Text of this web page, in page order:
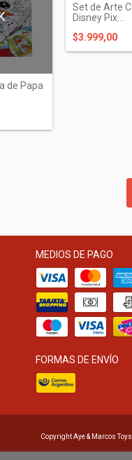
de Papa
Set de Arte
Disney Pix...
$3.999,00
MEDIOS DE PAGO
FORMAS DE ENVÍO
Copyright Aye & Marcos